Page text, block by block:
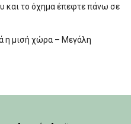
και το όχημα έπεφτε πάνω σε
η μισή χώρα – Μεγάλη